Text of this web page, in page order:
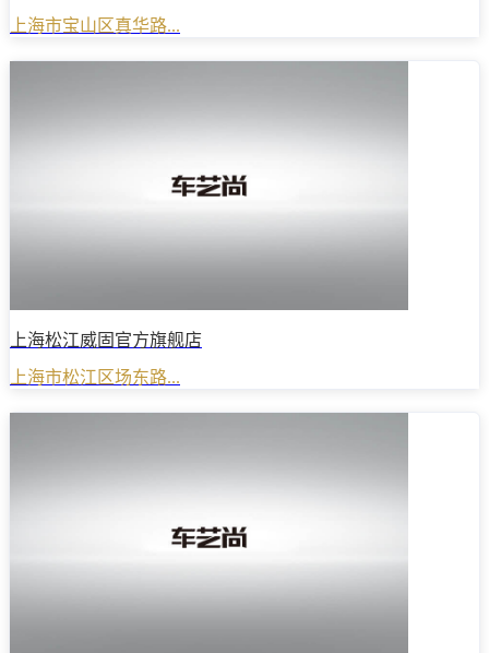
上海市宝山区真华路...
上海松江威固官方旗舰店
上海市松江区场东路...